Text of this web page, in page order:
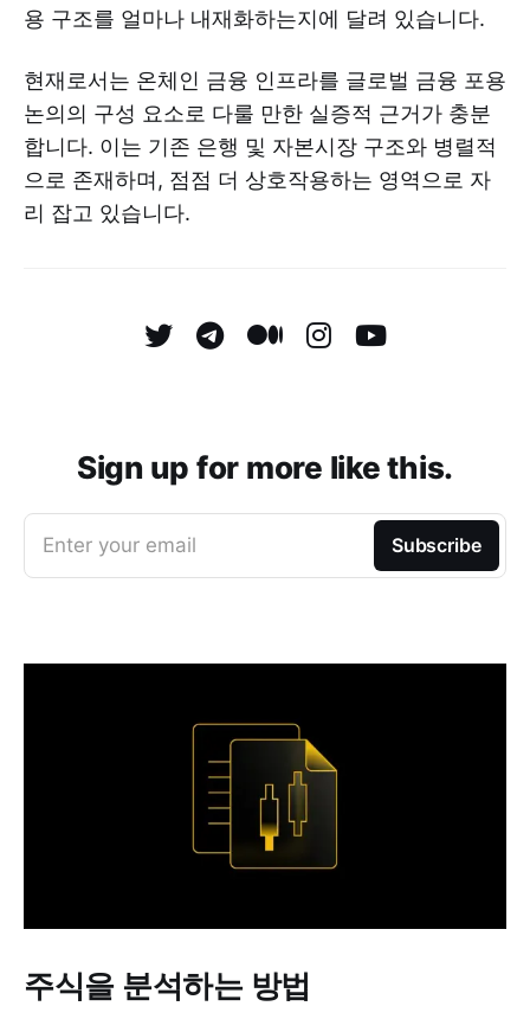
용 구조를 얼마나 내재화하는지에 달려 있습니다.
현재로서는 온체인 금융 인프라를 글로벌 금융 포용
논의의 구성 요소로 다룰 만한 실증적 근거가 충분
합니다. 이는 기존 은행 및 자본시장 구조와 병렬적
으로 존재하며, 점점 더 상호작용하는 영역으로 자
리 잡고 있습니다.
Sign up for more like this.
Enter your email Subscribe
주식을 분석하는 방법